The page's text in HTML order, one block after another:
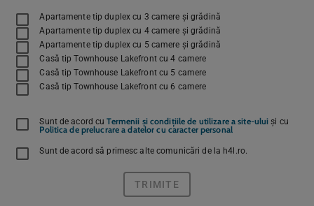
Apartamente tip duplex cu 3 camere și grădină
Apartamente tip duplex cu 4 camere și grădină
Apartamente tip duplex cu 5 camere și grădină
Casă tip Townhouse Lakefront cu 4 camere
Casă tip Townhouse Lakefront cu 5 camere
Casă tip Townhouse Lakefront cu 6 camere
Sunt de acord cuTermenii și condițiile de utilizare a site-ului și cu
Politica de prelucrare a datelor cu caracter personal
Sunt de acord să primesc alte comunicări de la h4l.ro.
TRIMITE